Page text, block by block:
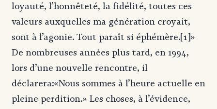
loyauté, l’honnêteté, la fidélité, toutes ces
valeurs auxquelles ma génération croyait,
sont à l’agonie. Tout paraît si éphémère.[1]»
De nombreuses années plus tard, en 1994,
lors d’une nouvelle rencontre, il
déclarera:«Nous sommes à l’heure actuelle en
pleine perdition.» Les choses, à l’évidence,